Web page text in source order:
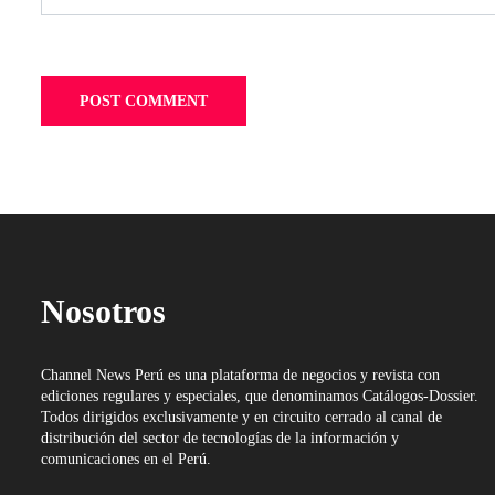
Nosotros
Channel News Perú es una plataforma de negocios y revista con
ediciones regulares y especiales, que denominamos Catálogos-Dossier.
Todos dirigidos exclusivamente y en circuito cerrado al canal de
distribución del sector de tecnologías de la información y
comunicaciones en el Perú.